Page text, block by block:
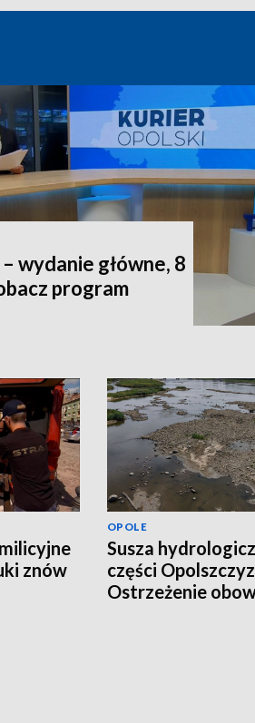
wydanie główne, 8
program
znów
OPOLE
Susza
części
Ostrzeżenie